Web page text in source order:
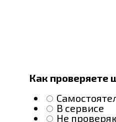
Как проверяете
В сервисе
Не